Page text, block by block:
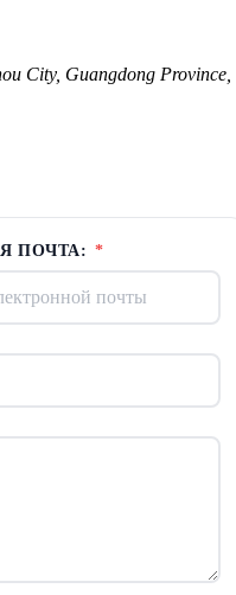
City, Guangdong Province,
ПОЧТА: *